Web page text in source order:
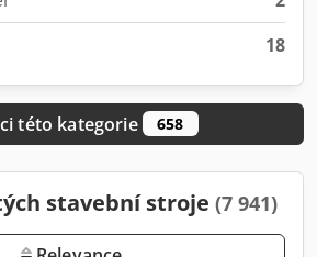
18
této kategorie 658
stavební stroje (7 941)